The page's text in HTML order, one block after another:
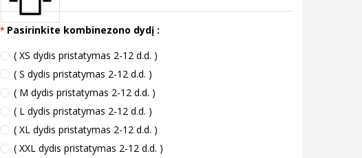
Pasirinkite kombinezono dydį :
( XS dydis pristatymas 2-12 d.d. )
( S dydis pristatymas 2-12 d.d. )
( M dydis pristatymas 2-12 d.d. )
( L dydis pristatymas 2-12 d.d. )
( XL dydis pristatymas 2-12 d.d. )
( XXL dydis pristatymas 2-12 d.d. )